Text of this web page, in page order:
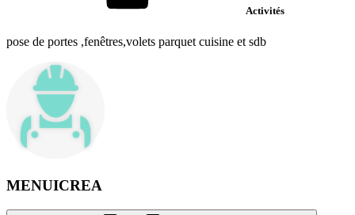
Activités
pose de portes ,fenêtres,volets parquet cuisine et sdb
MENUICREA